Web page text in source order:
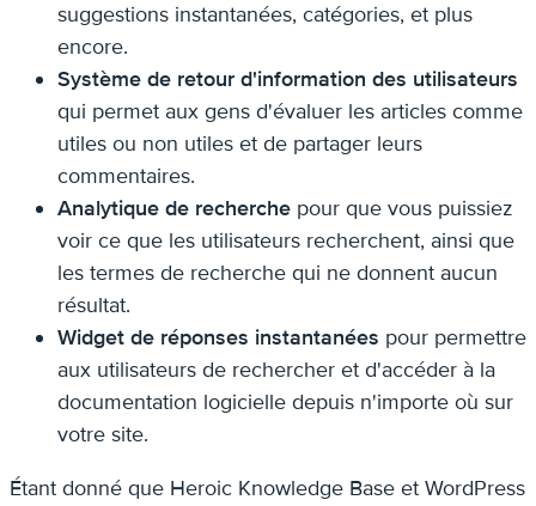
suggestions instantanées, catégories, et plus
encore.
Système de retour d'information des utilisateurs
qui permet aux gens d'évaluer les articles comme
utiles ou non utiles et de partager leurs
commentaires.
Analytique de recherche pour que vous puissiez
voir ce que les utilisateurs recherchent, ainsi que
les termes de recherche qui ne donnent aucun
résultat.
Widget de réponses instantanées pour permettre
aux utilisateurs de rechercher et d'accéder à la
documentation logicielle depuis n'importe où sur
votre site.
Étant donné que Heroic Knowledge Base et WordPress